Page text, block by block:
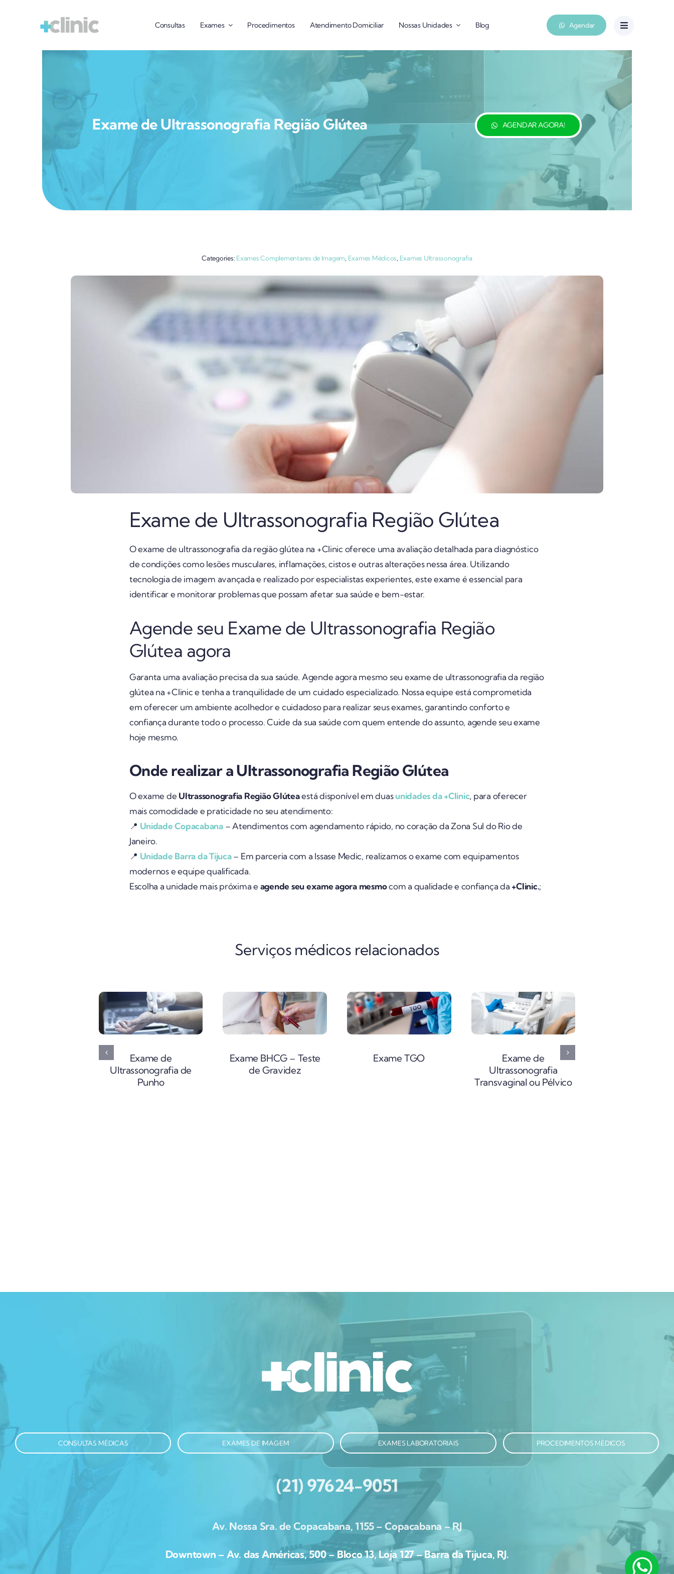
Consultas Exames Procedimentos Atendimento Domiciliar Nossas Unidades Blog Agendar
Exame de Ultrassonografia Região Glútea AGENDAR AGORA!
Categories: Exames Complementares de Imagem, Exames Médicos, Exames Ultrassonografia
Exame de Ultrassonografia Região Glútea
O exame de ultrassonografia da região glútea na +Clinic oferece uma avaliação detalhada para diagnóstico
de condições como lesões musculares, inflamações, cistos e outras alterações nessa área. Utilizando
tecnologia de imagem avançada e realizado por especialistas experientes, este exame é essencial para
identificar e monitorar problemas que possam afetar sua saúde e bem-estar.
Agende seu Exame de Ultrassonografia Região
Glútea agora
Garanta uma avaliação precisa da sua saúde. Agende agora mesmo seu exame de ultrassonografia da região
glútea na +Clinic e tenha a tranquilidade de um cuidado especializado. Nossa equipe está comprometida
em oferecer um ambiente acolhedor e cuidadoso para realizar seus exames, garantindo conforto e
confiança durante todo o processo. Cuide da sua saúde com quem entende do assunto, agende seu exame
hoje mesmo.
Onde realizar a Ultrassonografia Região Glútea
O exame de Ultrassonografia Região Glúteaestá disponível em duasunidades da +Clinic, para oferecer
mais comodidade e praticidade no seu atendimento:
📍 Unidade Copacabana– Atendimentos com agendamento rápido, no coração da Zona Sul do Rio de
Janeiro.
📍 Unidade Barra da Tijuca– Em parceria com a Issase Medic, realizamos o exame com equipamentos
modernos e equipe qualificada.
Escolha a unidade mais próxima e agende seu exame agora mesmocom a qualidade e confiança da +Clinic.;
Serviços médicos relacionados
Exame de
Ultrassonografia de
Punho
Exame BHCG – Teste
de Gravidez
Exame TGO
Exame de
Ultrassonografia
Transvaginal ou Pélvico
CONSULTAS MÉDICAS EXAMES DE IMAGEM EXAMES LABORATORIAIS PROCEDIMENTOS MÉDICOS
(21) 97624-9051
Av. Nossa Sra. de Copacabana, 1155 – Copacabana – RJ
Downtown – Av. das Américas, 500 – Bloco 13, Loja 127 – Barra da Tijuca, RJ.